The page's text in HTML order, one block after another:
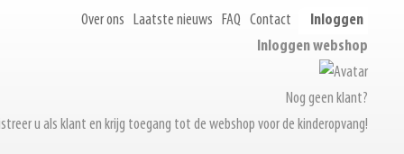
Over ons Laatste nieuws FAQ Contact
Inloggen
Inloggen webshop
Nog geen klant?
u als klant en krijg toegang tot de webshop voor de kinderopvang!